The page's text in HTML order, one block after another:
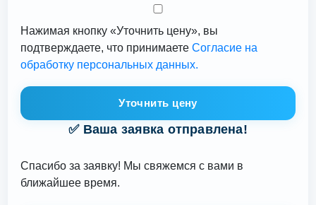
Нажимая кнопку «Уточнить цену», вы
подтверждаете, что принимаетеСогласие на
обработку персональных данных.
Уточнить цену
✅ Ваша заявка отправлена!
Спасибо за заявку! Мы свяжемся с вами в
ближайшее время.